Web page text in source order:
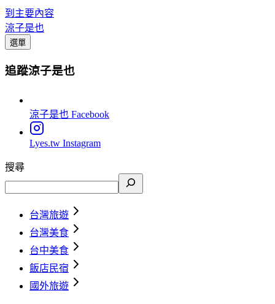
到主要內容
涼子是也
選單
追蹤涼子是也
涼子是也 Facebook
Lyes.tw Instagram
搜尋
台灣旅遊
台灣美食
台中美食
飯店民宿
國外旅遊